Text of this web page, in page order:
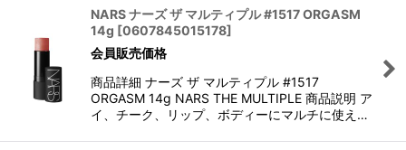
NARS ナーズ ザ マルティプル #1517 ORGASM
14g [0607845015178]
会員販売価格
商品詳細 ナーズ ザ マルティプル #1517
ORGASM 14g NARS THE MULTIPLE 商品説明 ア
イ、チーク、リップ、ボディーにマルチに使え…